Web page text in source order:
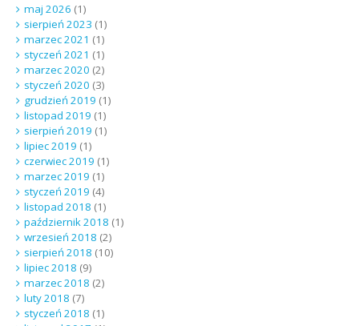
maj 2026 (1)
sierpień 2023 (1)
marzec 2021 (1)
styczeń 2021 (1)
marzec 2020 (2)
styczeń 2020 (3)
grudzień 2019 (1)
listopad 2019 (1)
sierpień 2019 (1)
lipiec 2019 (1)
czerwiec 2019 (1)
marzec 2019 (1)
styczeń 2019 (4)
listopad 2018 (1)
październik 2018 (1)
wrzesień 2018 (2)
sierpień 2018 (10)
lipiec 2018 (9)
marzec 2018 (2)
luty 2018 (7)
styczeń 2018 (1)